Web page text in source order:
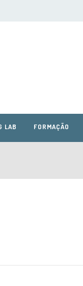
LAB FORMAÇÃO